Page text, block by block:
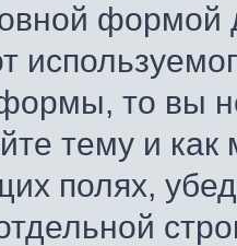
формой
то вы
тему и
полях,